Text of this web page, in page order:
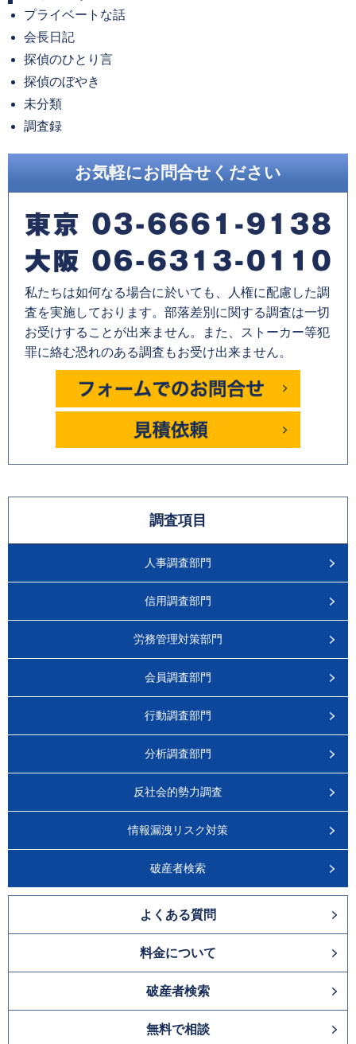
イ
ブ
プライベートな話
会長日記
探偵のひとり言
探偵のぼやき
未分類
調査録
お気軽にお問合せください
私たちは如何なる場合に於いても、人権に配慮した調
査を実施しております。部落差別に関する調査は一切
お受けすることが出来ません。また、ストーカー等犯
罪に絡む恐れのある調査もお受け出来ません。
調査項目
人事調査部門
信用調査部門
労務管理対策部門
会員調査部門
行動調査部門
分析調査部門
反社会的勢力調査
情報漏洩リスク対策
破産者検索
よくある質問
料金について
破産者検索
無料で相談